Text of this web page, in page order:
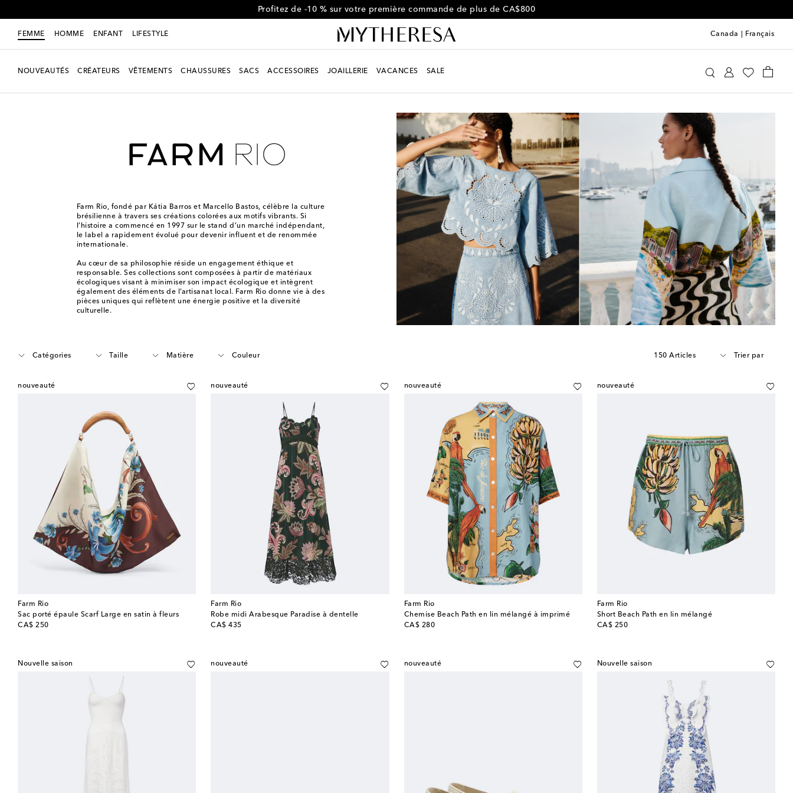
Profitez de -10 % sur votre première commande de plus de CA$800
FEMME HOMME ENFANT LIFESTYLE Canada Français
NOUVEAUTÉS CRÉATEURS VÊTEMENTS CHAUSSURES SACS ACCESSOIRES JOAILLERIE VACANCES SALE
Farm Rio, fondé par Kátia Barros et Marcello Bastos, célèbre la culture
brésilienne à travers ses créations colorées aux motifs vibrants. Si
l’histoire a commencé en 1997 sur le stand d’un marché indépendant,
le label a rapidement évolué pour devenir influent et de renommée
internationale.
Au cœur de sa philosophie réside un engagement éthique et
responsable. Ses collections sont composées à partir de matériaux
écologiques visant à minimiser son impact écologique et intègrent
également des éléments de l’artisanat local. Farm Rio donne vie à des
pièces uniques qui reflètent une énergie positive et la diversité
culturelle.
Catégories Taille Matière Couleur 150 Articles Trier par
nouveauté
Farm Rio
Sac porté épaule Scarf Large en satin à fleurs
CA$ 250
original price
nouveauté
Farm Rio
Robe midi Arabesque Paradise à dentelle
CA$ 435
original price
nouveauté
Farm Rio
Chemise Beach Path en lin mélangé à imprimé
CA$ 280
original price
nouveauté
Farm Rio
Short Beach Path en lin mélangé
CA$ 250
original price
Nouvelle saison nouveauté nouveauté Nouvelle saison